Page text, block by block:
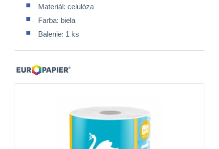
Materiál: celulóza
Farba: biela
Balenie: 1 ks